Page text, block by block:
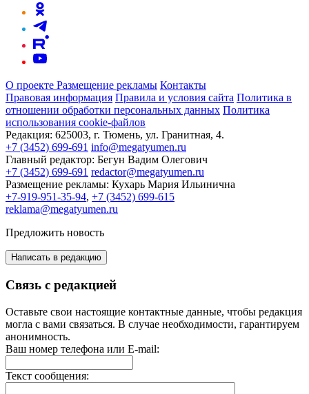
О проекте Размещение рекламы Контакты
Правовая информация Правила и условия сайта Политика в
отношении обработки персональных данных Политика
использования cookie-файлов
Редакция: 625003, г. Тюмень, ул. Гранитная, 4.
+7 (3452) 699-691 info@megatyumen.ru
Главный редактор: Бегун Вадим Олегович
+7 (3452) 699-691 redactor@megatyumen.ru
Размещение рекламы: Кухарь Мария Ильинична
+7-919-951-35-94, +7 (3452) 699-615
reklama@megatyumen.ru
Предложить новость
Написать в редакцию
Связь с редакцией
Оставьте свои настоящие контактные данные, чтобы редакция
могла с вами связаться. В случае необходимости, гарантируем
анонимность.
Ваш номер телефона или E-mail:
Текст сообщения: